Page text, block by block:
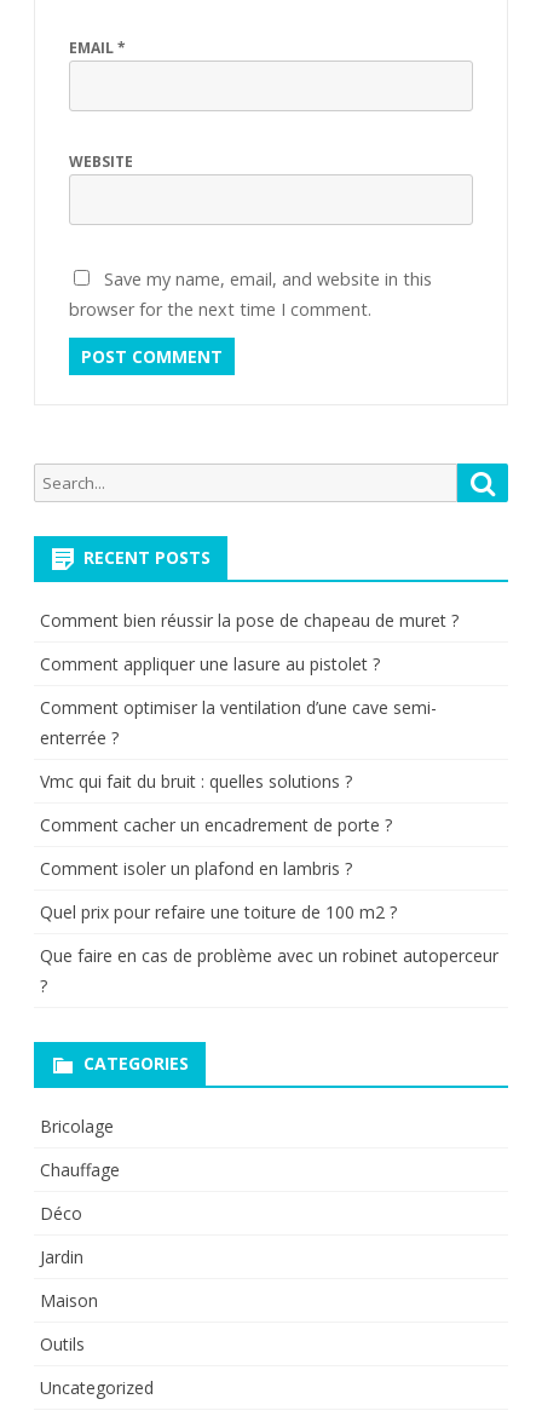
EMAIL*
WEBSITE
Save my name, email, and website in this
browser for the next time I comment.
Search
for:
RECENT POSTS
Comment bien réussir la pose de chapeau de muret ?
Comment appliquer une lasure au pistolet ?
Comment optimiser la ventilation d’une cave semi-
enterrée ?
Vmc qui fait du bruit : quelles solutions ?
Comment cacher un encadrement de porte ?
Comment isoler un plafond en lambris ?
Quel prix pour refaire une toiture de 100 m2 ?
Que faire en cas de problème avec un robinet autoperceur
?
CATEGORIES
Bricolage
Chauffage
Déco
Jardin
Maison
Outils
Uncategorized